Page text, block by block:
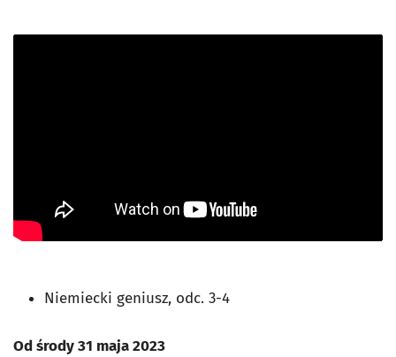
Niemiecki geniusz, odc. 3-4
Od środy 31 maja 2023